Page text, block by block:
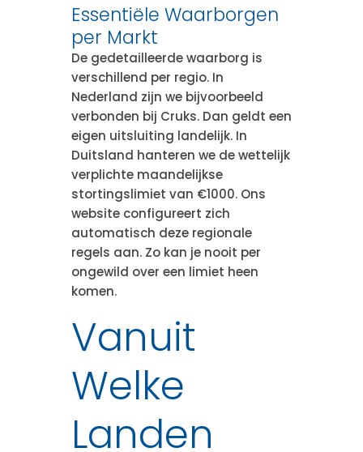
Essentiële Waarborgen
per Markt
De gedetailleerde waarborg is
verschillend per regio. In
Nederland zijn we bijvoorbeeld
verbonden bij Cruks. Dan geldt een
eigen uitsluiting landelijk. In
Duitsland hanteren we de wettelijk
verplichte maandelijkse
stortingslimiet van €1000. Ons
website configureert zich
automatisch deze regionale
regels aan. Zo kan je nooit per
ongewild over een limiet heen
komen.
Vanuit
Welke
Landen